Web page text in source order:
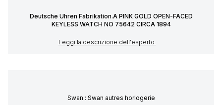
Deutsche Uhren Fabrikation.A PINK GOLD OPEN-FACED
KEYLESS WATCH NO 75642 CIRCA 1894
Leggi la descrizione dell'esperto
Swan : Swan autres horlogerie